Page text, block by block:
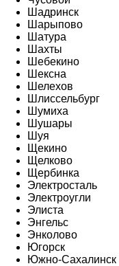
Шадринск
Шарыпово
Шатура
Шахты
Шебекино
Шексна
Шелехов
Шлиссельбург
Шумиха
Шушары
Шуя
Щекино
Щелково
Щербинка
Электросталь
Электроугли
Элиста
Энгельс
Энколово
Югорск
Южно-Сахалинск